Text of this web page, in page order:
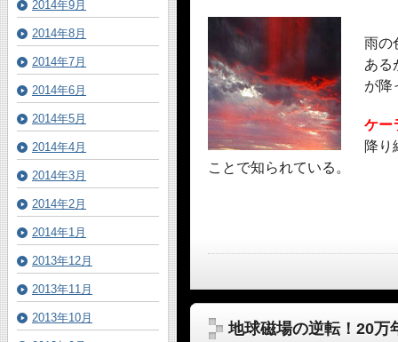
雨の
ある
が降
ケー
降り
ことで知られている。
地球磁場の逆転！20万
2014年9月
2014年8月
2014年7月
2014年6月
2014年5月
2014年4月
2014年3月
2014年2月
2014年1月
2013年12月
2013年11月
2013年10月